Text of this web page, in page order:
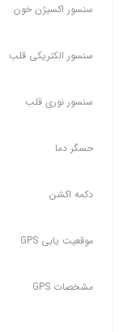
سنسور اکسیژن خون
سنسور الکتریکی قلب
سنسور نوری قلب
حسگر دما
دکمه اکشن
موقعیت یابی GPS
مشخصات GPS